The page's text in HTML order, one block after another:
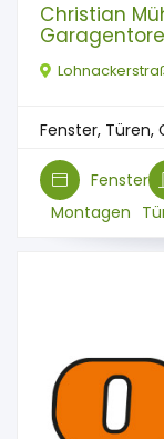
Christian
Garagentore
Fenster, Türen,
Fenster
Montagen